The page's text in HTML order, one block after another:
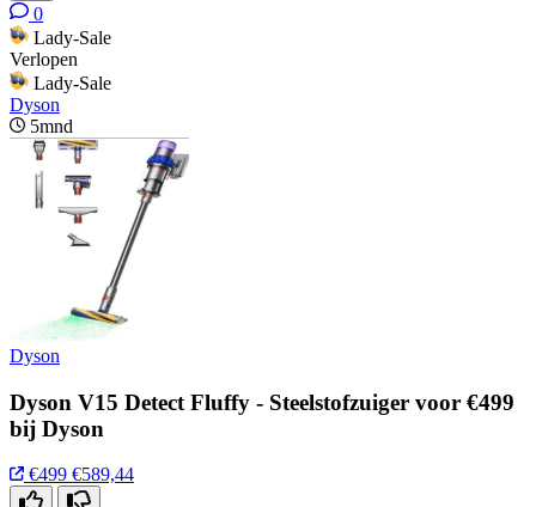
0
Lady-Sale
Verlopen
Lady-Sale
Dyson
5mnd
Dyson
Dyson V15 Detect Fluffy - Steelstofzuiger voor €499
bij Dyson
€499 €589,44